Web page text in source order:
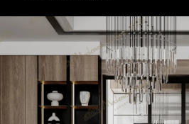
Изысканный
Эстетика и
Помимо функциональности,
проекты в Новосибирске